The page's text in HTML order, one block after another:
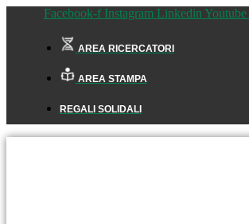
Facebook-f Instagram Linkedin Youtube
AREA RICERCATORI
AREA STAMPA
REGALI SOLIDALI